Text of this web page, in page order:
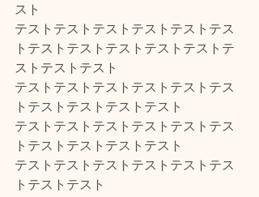
スト
テストテストテストテストテストテス
トテストテストテストテストテストテ
ストテストテスト
テストテストテストテストテストテス
トテストテストテストテスト
テストテストテストテストテストテス
トテストテストテストテスト
テストテストテストテストテストテス
トテストテスト